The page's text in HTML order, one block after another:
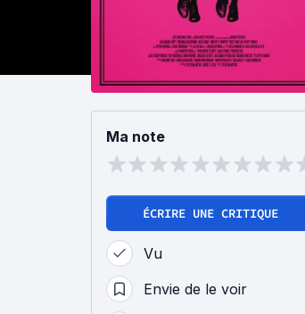
Ma note
ÉCRIRE UNE CRITIQUE
Vu
Envie de le voir